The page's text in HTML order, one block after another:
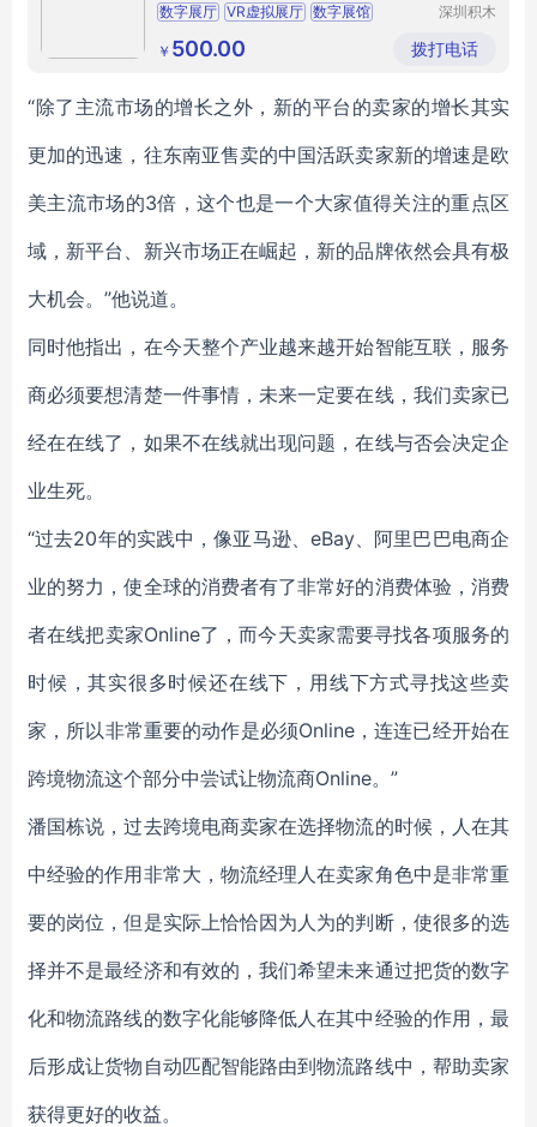
数字展厅 VR虚拟展厅 数字展馆
元宇宙虚拟展厅
深圳积木
技术有限
公司
￥ 500.00 拨打电话
“除了主流市场的增长之外，新的平台的卖家的增长其实
更加的迅速，往东南亚售卖的中国活跃卖家新的增速是欧
美主流市场的3倍，这个也是一个大家值得关注的重点区
域，新平台、新兴市场正在崛起，新的品牌依然会具有极
大机会。”他说道。
同时他指出，在今天整个产业越来越开始智能互联，服务
商必须要想清楚一件事情，未来一定要在线，我们卖家已
经在在线了，如果不在线就出现问题，在线与否会决定企
业生死。
“过去20年的实践中，像亚马逊、eBay、阿里巴巴电商企
业的努力，使全球的消费者有了非常好的消费体验，消费
者在线把卖家Online了，而今天卖家需要寻找各项服务的
时候，其实很多时候还在线下，用线下方式寻找这些卖
家，所以非常重要的动作是必须Online，连连已经开始在
跨境物流这个部分中尝试让物流商Online。”
潘国栋说，过去跨境电商卖家在选择物流的时候，人在其
中经验的作用非常大，物流经理人在卖家角色中是非常重
要的岗位，但是实际上恰恰因为人为的判断，使很多的选
择并不是最经济和有效的，我们希望未来通过把货的数字
化和物流路线的数字化能够降低人在其中经验的作用，最
后形成让货物自动匹配智能路由到物流路线中，帮助卖家
获得更好的收益。